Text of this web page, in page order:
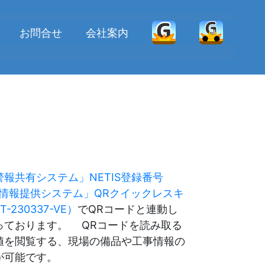
お問合せ 会社案内
報共有システム」NETIS登録番号
報提供システム」QRクイックレスキ
230337-VE） でQRコードと連動し
ております。 QRコードを読み取る
閲覧する、現場の備品や工事情報の
能です。